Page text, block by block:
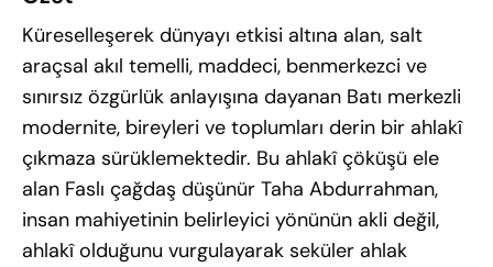
Küreselleşerek dünyayı etkisi altına alan, salt
araçsal akıl temelli, maddeci, benmerkezci ve
sınırsız özgürlük anlayışına dayanan Batı merkezli
modernite, bireyleri ve toplumları derin bir ahlakî
çıkmaza sürüklemektedir. Bu ahlakî çöküşü ele
alan Faslı çağdaş düşünür Taha Abdurrahman,
insan mahiyetinin belirleyici yönünün akli değil,
ahlakî olduğunu vurgulayarak seküler ahlak